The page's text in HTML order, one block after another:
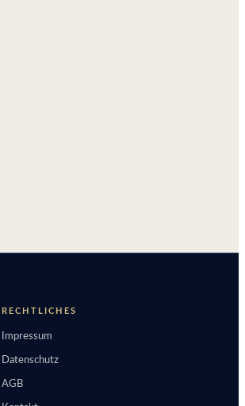
RECHTLICHES
Impressum
Datenschutz
AGB